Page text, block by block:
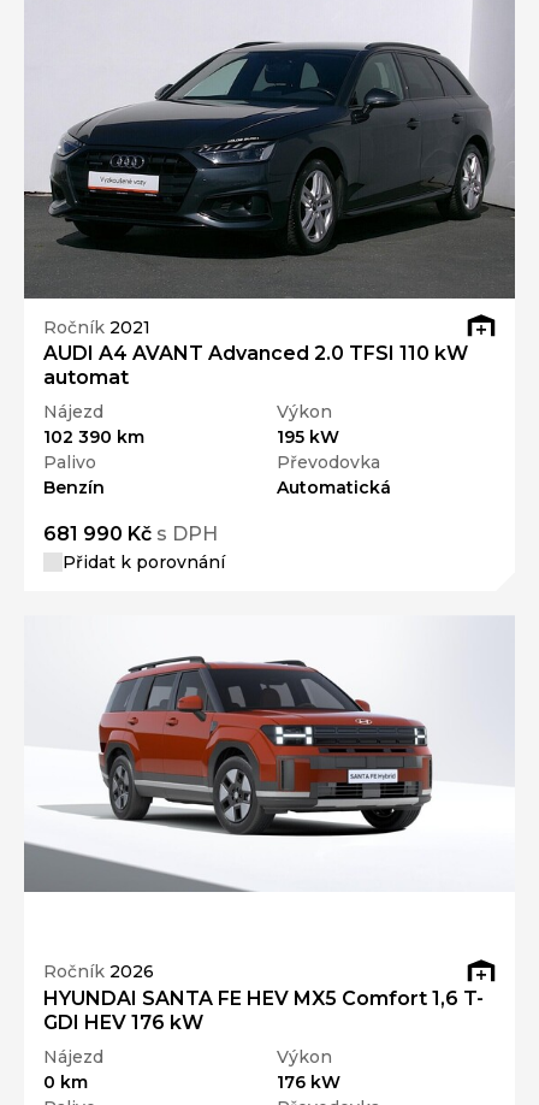
Ročník 2021
AUDI A4 AVANT Advanced 2.0 TFSI 110 kW
automat
Nájezd
102 390 km
Výkon
195 kW
Palivo
Benzín
Převodovka
Automatická
681 990 Kč s DPH
Přidat k porovnání
Ročník 2026
HYUNDAI SANTA FE HEV MX5 Comfort 1,6 T-
GDI HEV 176 kW
Nájezd
0 km
Výkon
176 kW